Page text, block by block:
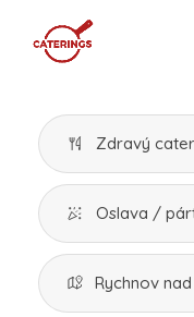
Zdravý
Oslava /
Rychnov